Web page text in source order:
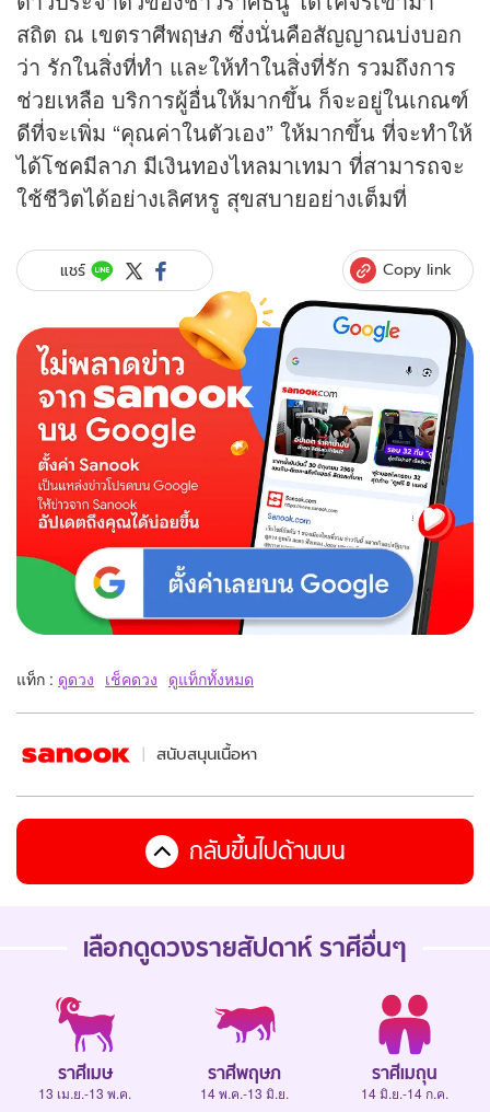
สถิต ณ เขตราศีพฤษภ ซึ่งนั่นคือสัญญาณบ่งบอก
ว่า รักในสิ่งที่ทำ และให้ทำในสิ่งที่รัก รวมถึงการ
ช่วยเหลือ บริการผู้อื่นให้มากขึ้น ก็จะอยู่ในเกณฑ์
ดีที่จะเพิ่ม “คุณค่าในตัวเอง” ให้มากขึ้น ที่จะทำให้
ได้โชคมีลาภ มีเงินทองไหลมาเทมา ที่สามารถจะ
ใช้ชีวิตได้อย่างเลิศหรู สุขสบายอย่างเต็มที่
แชร์ Copy link
แท็ก : ดูดวง เช็คดวง ดูแท็กทั้งหมด
สนับสนุนเนื้อหา
กลับขึ้นไปด้านบน
เลือกดูดวงรายสัปดาห์ ราศีอื่นๆ
ราศีเมษ
13 เม.ย.-13 พ.ค.
ราศีพฤษภ
14 พ.ค.-13 มิ.ย.
ราศีเมถุน
14 มิ.ย.-14 ก.ค.